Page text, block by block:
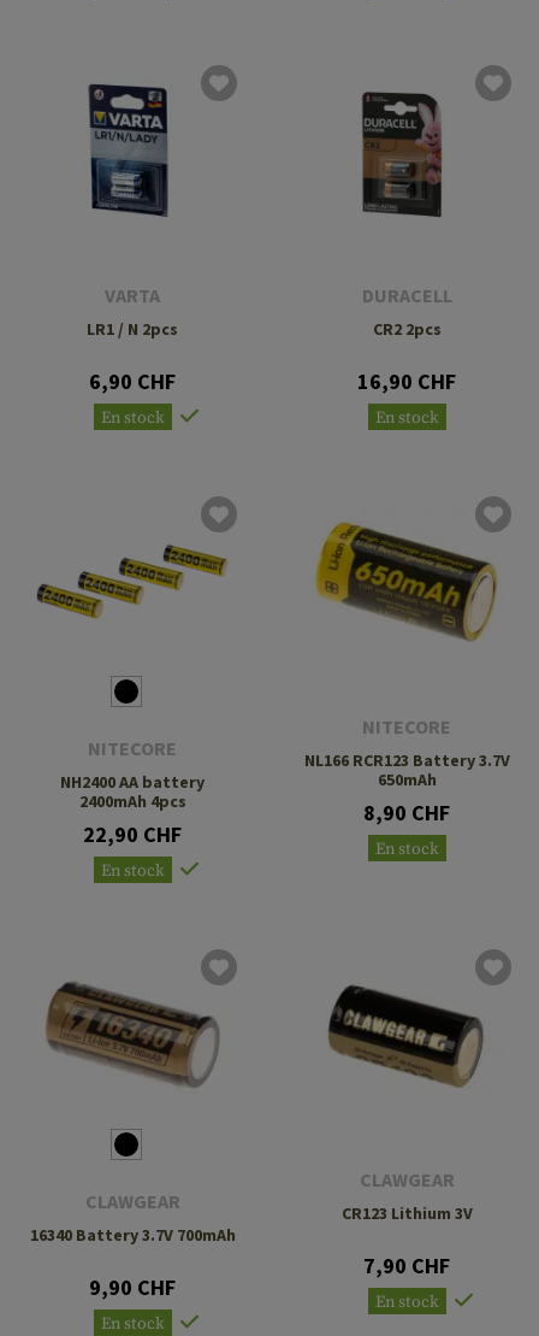
VARTA
LR1 / N 2pcs
6,90 CHF
En stock
DURACELL
CR2 2pcs
16,90 CHF
En stock
NITECORE
NH2400 AA battery
2400mAh 4pcs
22,90 CHF
En stock
NITECORE
NL166 RCR123 Battery 3.7V
650mAh
8,90 CHF
En stock
CLAWGEAR
16340 Battery 3.7V 700mAh
9,90 CHF
En stock
CLAWGEAR
CR123 Lithium 3V
7,90 CHF
En stock